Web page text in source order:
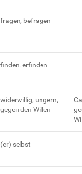
fragen, befragen
finden, erfinden
widerwillig, ungern,
gegen den Willen
(er) selbst